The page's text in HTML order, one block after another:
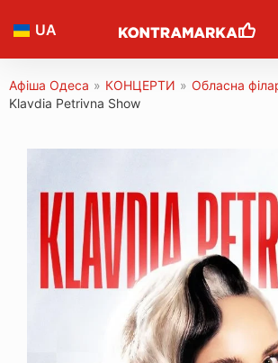
UA
Афіша Одеса » КОНЦЕРТИ » Обласна
Klavdia Petrivna Show